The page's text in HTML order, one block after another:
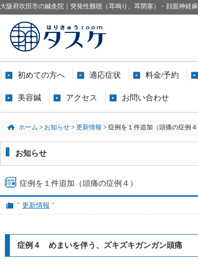
大阪府吹田市の鍼灸院｜突発性難聴（耳鳴り、耳閉塞）・顔面神経
初めての方へ 適応症状 料金/予約
美容鍼 アクセス お問い合わせ
ホーム > お知らせ > 更新情報 > 症例を１件追加（頭痛の症例４
お知らせ
症例を１件追加（頭痛の症例４）
" 更新情報 "
症例４ めまいを伴う、ズキズキガンガン頭痛